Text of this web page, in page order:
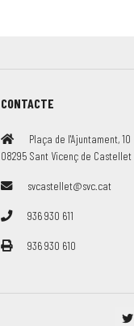
CONTACTE
Plaça de l'Ajuntament, 10
08295 Sant Vicenç de Castellet
svcastellet@svc.cat
936 930 611
936 930 610